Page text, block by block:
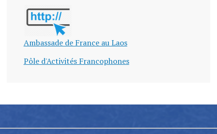
Ambassade de France au Laos
Pôle d'Activités Francophones